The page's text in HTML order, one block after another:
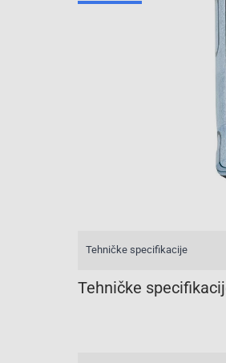
Tehničke specifikacije
Tehničke